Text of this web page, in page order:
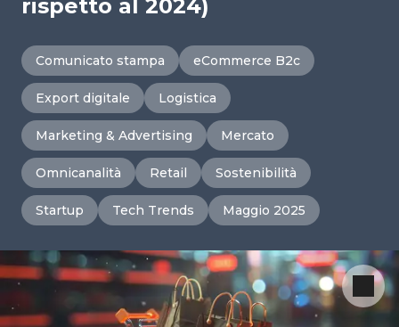
rispetto al 2024)
Comunicato stampa eCommerce B2c
Export digitale Logistica
Marketing & Advertising Mercato
Omnicanalità Retail Sostenibilità
Startup Tech Trends Maggio 2025